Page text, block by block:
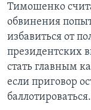
Тимошенко
обвинения
избавиться от
президентских
стать главным
если приговор
баллотироваться.